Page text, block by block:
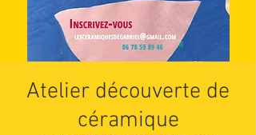
Atelier découverte de
céramique